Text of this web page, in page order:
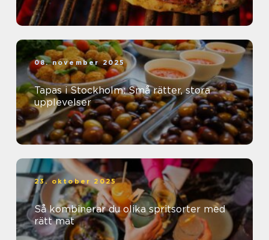
08. november 2025
Tapas i Stockholm: Små rätter, stora
upplevelser
23. oktober 2025
Så kombinerar du olika spritsorter med
rätt mat